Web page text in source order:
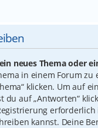
neues Thema oder
in einem Forum zu
klicken. Um auf
du auf „Antworten“
erforderlich
kannst. Deine